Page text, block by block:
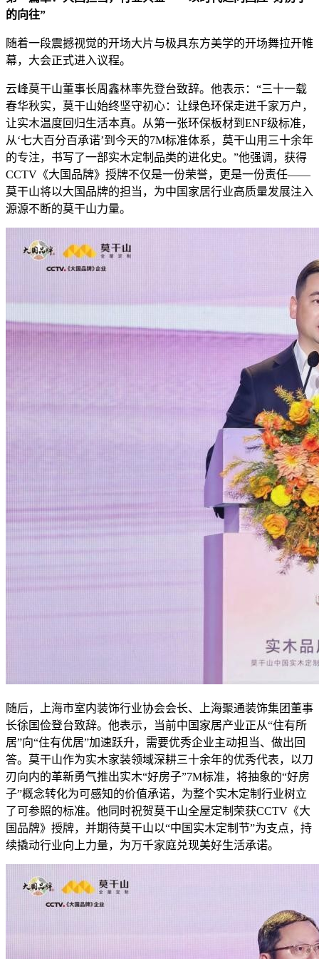
的向往”
随着一段震撼视觉的开场大片与极具东方美学的开场舞拉开帷
幕，大会正式进入议程。
云峰莫干山董事长周鑫林率先登台致辞。他表示：“三十一载
春华秋实，莫干山始终坚守初心：让绿色环保走进千家万户，
让实木温度回归生活本真。从第一张环保板材到ENF级标准，
从‘七大百分百承诺’到今天的7M标准体系，莫干山用三十余年
的专注，书写了一部实木定制品类的进化史。”他强调，获得
CCTV《大国品牌》授牌不仅是一份荣誉，更是一份责任——
莫干山将以大国品牌的担当，为中国家居行业高质量发展注入
源源不断的莫干山力量。
随后，上海市室内装饰行业协会会长、上海聚通装饰集团董事
长徐国俭登台致辞。他表示，当前中国家居产业正从“住有所
居”向“住有优居”加速跃升，需要优秀企业主动担当、做出回
答。莫干山作为实木家装领域深耕三十余年的优秀代表，以刀
刃向内的革新勇气推出实木“好房子”7M标准，将抽象的“好房
子”概念转化为可感知的价值承诺，为整个实木定制行业树立
了可参照的标准。他同时祝贺莫干山全屋定制荣获CCTV《大
国品牌》授牌，并期待莫干山以“中国实木定制节”为支点，持
续撬动行业向上力量，为万千家庭兑现美好生活承诺。